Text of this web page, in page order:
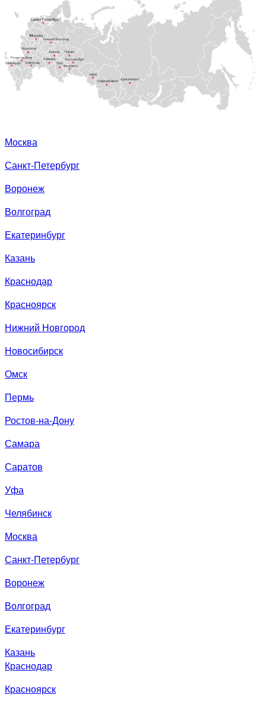
Москва
Санкт-Петербург
Воронеж
Волгоград
Екатеринбург
Казань
Краснодар
Красноярск
Нижний Новгород
Новосибирск
Омск
Пермь
Ростов-на-Дону
Самара
Саратов
Уфа
Челябинск
Москва
Санкт-Петербург
Воронеж
Волгоград
Екатеринбург
Казань
Краснодар
Красноярск